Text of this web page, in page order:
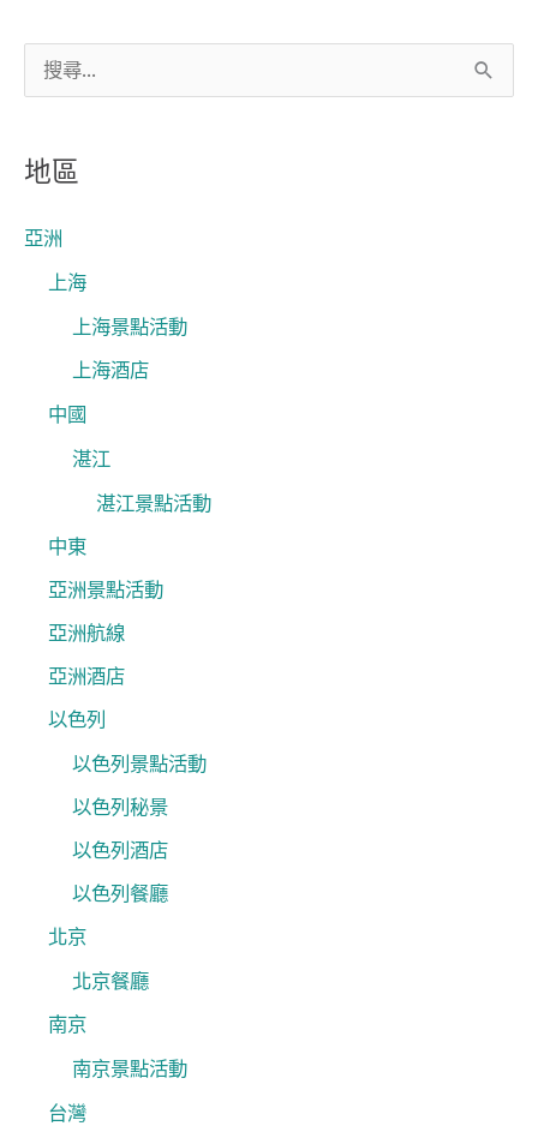
關
鍵
字
地區
亞洲
上海
上海景點活動
上海酒店
中國
湛江
湛江景點活動
中東
亞洲景點活動
亞洲航線
亞洲酒店
以色列
以色列景點活動
以色列秘景
以色列酒店
以色列餐廳
北京
北京餐廳
南京
南京景點活動
台灣